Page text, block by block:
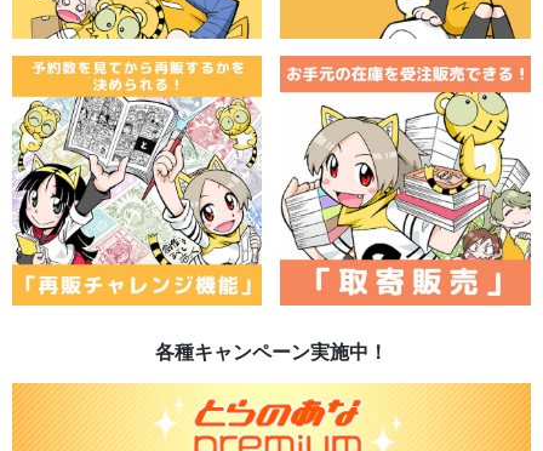
各種キャンペーン実施中！